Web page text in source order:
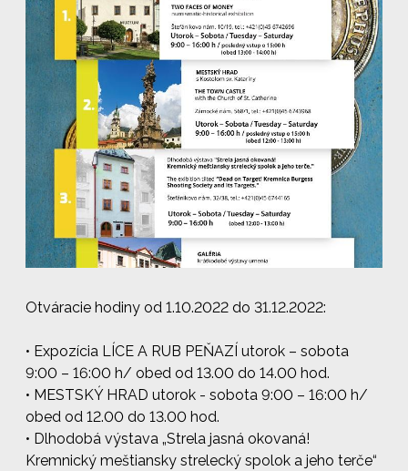
Otváracie hodiny od 1.10.2022 do 31.12.2022:
• Expozícia LÍCE A RUB PEŇAZÍ utorok – sobota
9:00 – 16:00 h/ obed od 13.00 do 14.00 hod.
• MESTSKÝ HRAD utorok - sobota 9:00 – 16:00 h/
obed od 12.00 do 13.00 hod.
• Dlhodobá výstava „Strela jasná okovaná!
Kremnický meštiansky strelecký spolok a jeho terče“